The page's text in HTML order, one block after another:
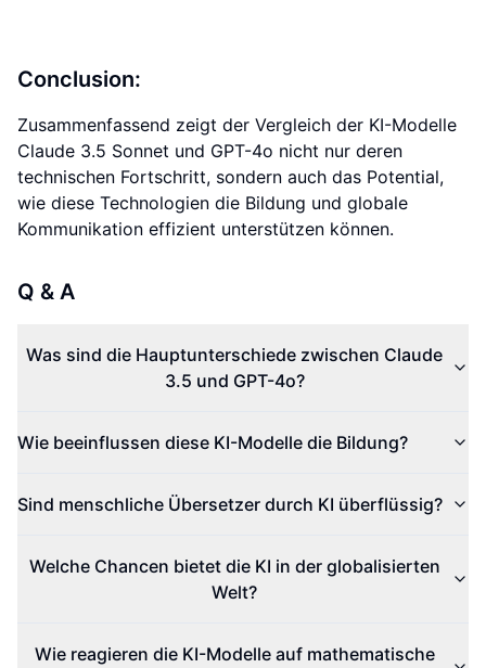
Conclusion:
Zusammenfassend zeigt der Vergleich der KI-Modelle
Claude 3.5 Sonnet und GPT-4o nicht nur deren
technischen Fortschritt, sondern auch das Potential,
wie diese Technologien die Bildung und globale
Kommunikation effizient unterstützen können.
Q & A
Was sind die Hauptunterschiede zwischen Claude
3.5 und GPT-4o?
Wie beeinflussen diese KI-Modelle die Bildung?
Sind menschliche Übersetzer durch KI überflüssig?
Welche Chancen bietet die KI in der globalisierten
Welt?
Wie reagieren die KI-Modelle auf mathematische